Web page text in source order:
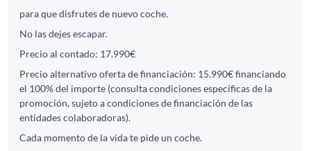
para que disfrutes de nuevo coche.
No las dejes escapar.
Precio al contado: 17.990€
Precio alternativo oferta de financiación: 15.990€ financiando
el 100% del importe (consulta condiciones específicas de la
promoción, sujeto a condiciones de financiación de las
entidades colaboradoras).
Cada momento de la vida te pide un coche.